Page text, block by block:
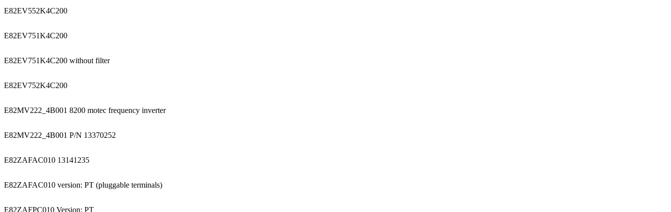
E82EV552K4C200
E82EV751K4C200
E82EV751K4C200 without filter
E82EV752K4C200
E82MV222_4B001 8200 motec frequency inverter
E82MV222_4B001 P/N 13370252
E82ZAFAC010 13141235
E82ZAFAC010 version: PT (pluggable terminals)
E82ZAFPC010 Version: PT